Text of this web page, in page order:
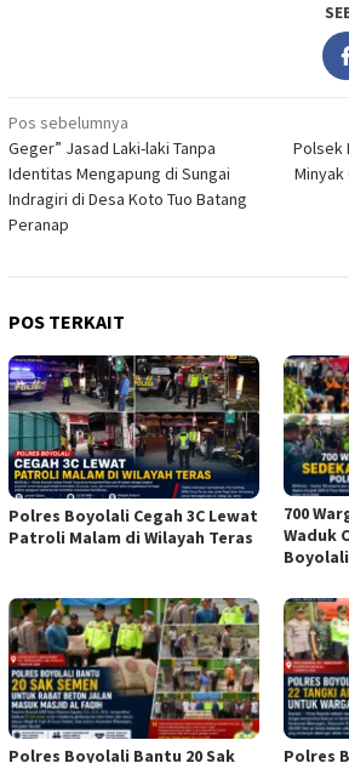
Navigasi
pos
Pos sebelumnya
Geger” Jasad Laki-laki Tanpa
Identitas Mengapung di Sungai
Indragiri di Desa Koto Tuo Batang
Peranap
Polsek
Minyak
POS TERKAIT
Polres Boyolali Cegah 3C Lewat
Patroli Malam di Wilayah Teras
700
Waduk
Polres Boyolali Bantu 20 Sak Polres